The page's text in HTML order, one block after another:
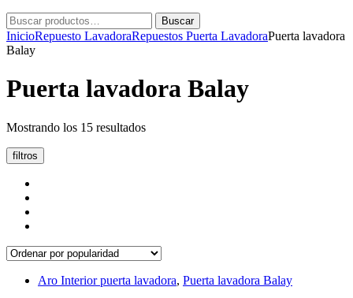
Buscar
por:
Buscar
InicioRepuesto LavadoraRepuestos Puerta LavadoraPuerta lavadora
Balay
Puerta lavadora Balay
Mostrando los 15 resultadosOrdenado
filtros
Aro Interior puerta lavadora, Puerta lavadora Balay